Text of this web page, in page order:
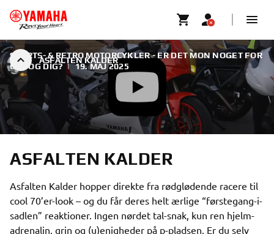
ASFALTEN KALDER
SPORTS- & RETRO MOTORCYKLER - ER DET MON NOGET FOR
OS - OG DIG? | 19. MAJ 2025
ASFALTEN KALDER
Asfalten Kalder hopper direkte fra rødglødende racere til
cool 70’er-look – og du får deres helt ærlige “førstegang-i-
sadlen” reaktioner. Ingen nørdet tal-snak, kun ren hjelm-
adrenalin, grin og (u)enigheder på p-pladsen. Er du selv